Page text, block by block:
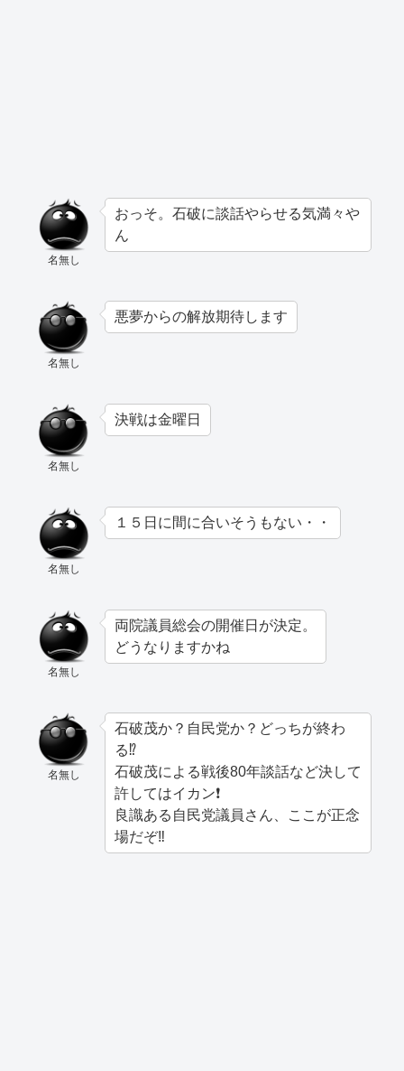
名無し
おっそ。石破に談話やらせる気満々や
ん
名無し
悪夢からの解放期待します
名無し
決戦は金曜日
名無し
１５日に間に合いそうもない・・
名無し
両院議員総会の開催日が決定。
どうなりますかね
名無し
石破茂か？自民党か？どっちが終わ
る⁉️
石破茂による戦後80年談話など決して
許してはイカン❗️
良識ある自民党議員さん、ここが正念
場だぞ‼️